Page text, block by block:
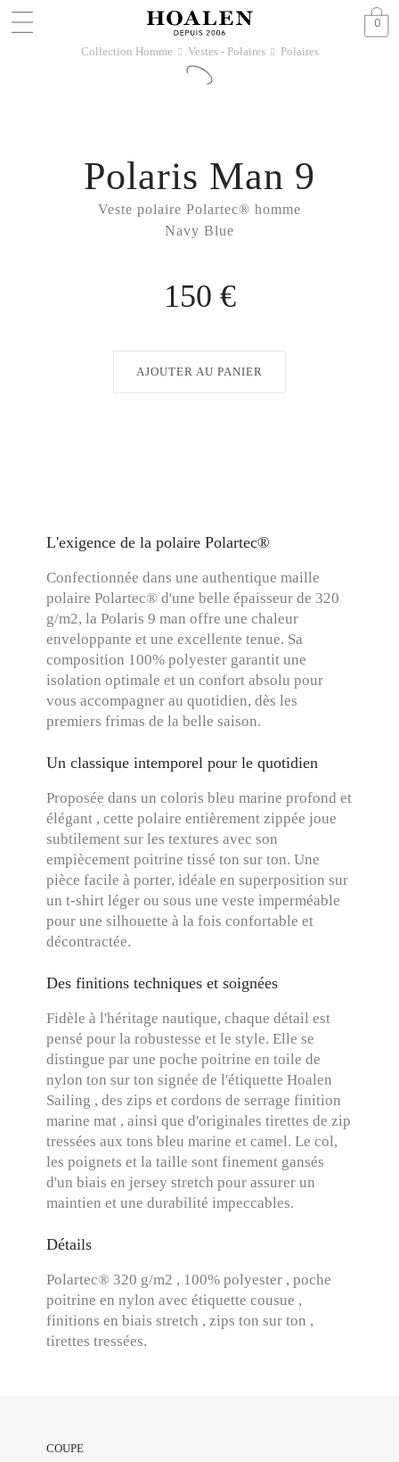
0
Collection Homme 􀆊 Vestes - Polaires 􀆊 Polaires
Veste polaire Polartec® homme
Navy Blue
Polaris Man 9
150 €
AJOUTER AU PANIER
L'exigence de la polaire Polartec®
Confectionnée dans une authentique maille
polaire Polartec® d'une belle épaisseur de 320
g/m2, la Polaris 9 man offre une chaleur
enveloppante et une excellente tenue. Sa
composition 100% polyester garantit une
isolation optimale et un confort absolu pour
vous accompagner au quotidien, dès les
premiers frimas de la belle saison.
Un classique intemporel pour le quotidien
Proposée dans un coloris bleu marine profond et
élégant , cette polaire entièrement zippée joue
subtilement sur les textures avec son
empiècement poitrine tissé ton sur ton. Une
pièce facile à porter, idéale en superposition sur
un t-shirt léger ou sous une veste imperméable
pour une silhouette à la fois confortable et
décontractée.
Des finitions techniques et soignées
Fidèle à l'héritage nautique, chaque détail est
pensé pour la robustesse et le style. Elle se
distingue par une poche poitrine en toile de
nylon ton sur ton signée de l'étiquette Hoalen
Sailing , des zips et cordons de serrage finition
marine mat , ainsi que d'originales tirettes de zip
tressées aux tons bleu marine et camel. Le col,
les poignets et la taille sont finement gansés
d'un biais en jersey stretch pour assurer un
maintien et une durabilité impeccables.
Détails
Polartec® 320 g/m2 , 100% polyester , poche
poitrine en nylon avec étiquette cousue ,
finitions en biais stretch , zips ton sur ton ,
tirettes tressées.
COUPE